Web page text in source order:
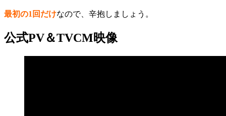
最初の1回だけなので、辛抱しましょう。
公式PV＆TVCM映像